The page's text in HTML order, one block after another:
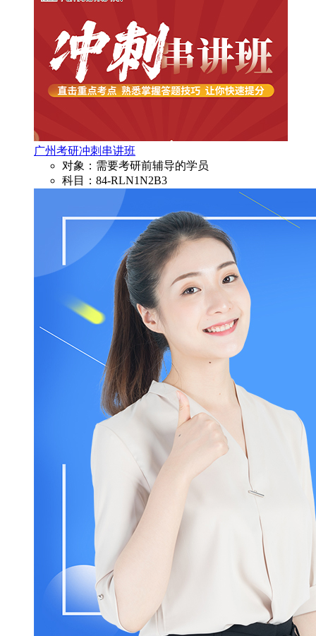
广州考研冲刺串讲班
对象：需要考研前辅导的学员
科目：84-RLN1N2B3